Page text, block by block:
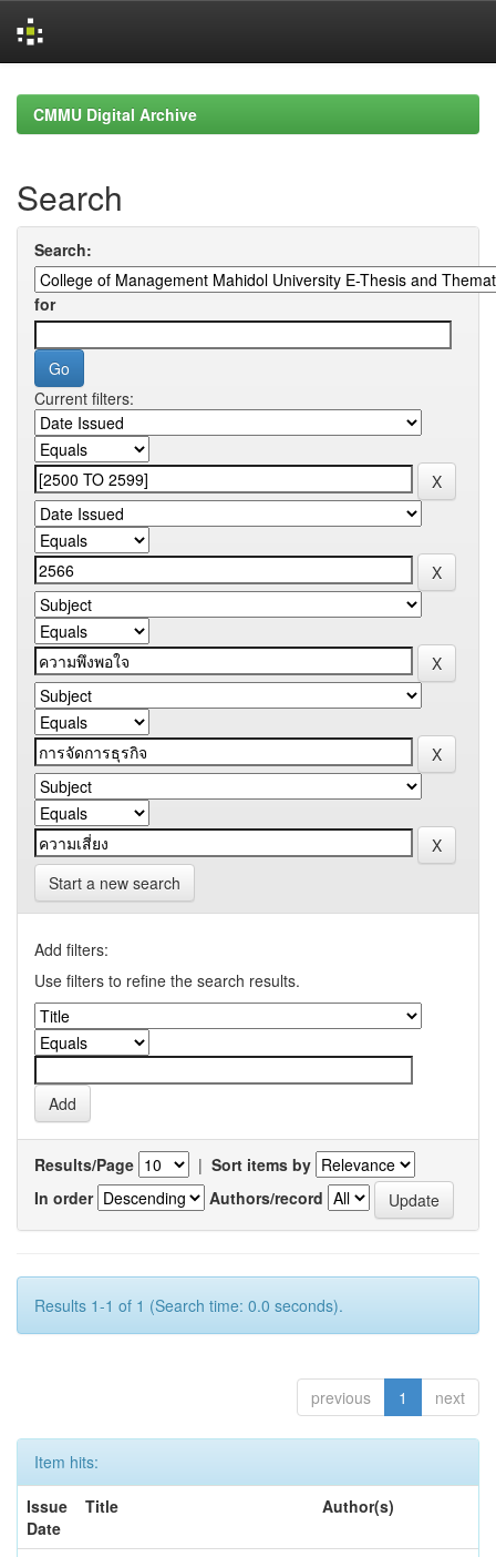
navigationCMMU Digital Archive
Search
Search:
for
Current filters:
Start a new search
Add filters:
Use filters to refine the search results.
Results/Page | Sort items by
In order
Authors/record
Results 1-1 of 1 (Search time: 0.0 seconds).
previous 1 next
Item hits:
Issue
Date
Title Author(s)